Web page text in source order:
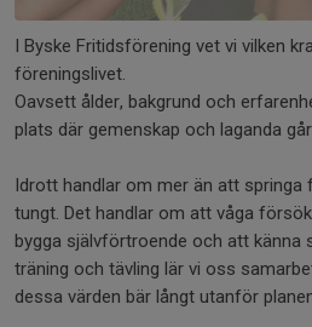
I Byske Fritidsförening vet vi vilken
föreningslivet.
Oavsett ålder, bakgrund och
plats där gemenskap och laganda
Idrott handlar om mer än att springa
tungt. Det handlar om att våga
bygga självförtroende och att känna
träning och tävling lär vi oss
dessa värden bär långt utanför